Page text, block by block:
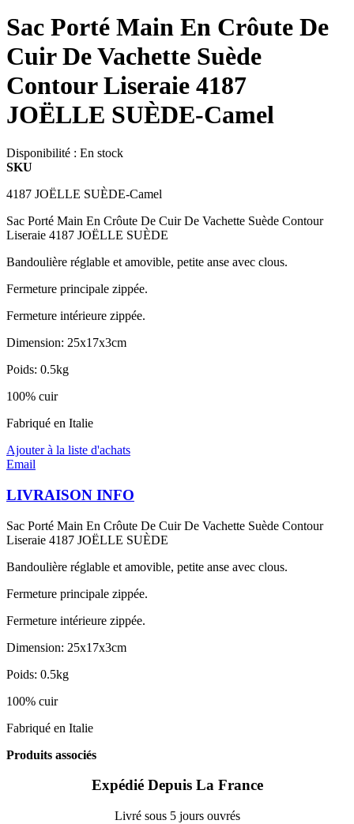
Sac Porté Main En Crôute De
Cuir De Vachette Suède
Contour Liseraie 4187
JOËLLE SUÈDE-Camel
Disponibilité : En stock
SKU
4187 JOËLLE SUÈDE-Camel
Sac Porté Main En Crôute De Cuir De Vachette Suède Contour
Liseraie 4187 JOËLLE SUÈDE
Bandoulière réglable et amovible, petite anse avec clous.
Fermeture principale zippée.
Fermeture intérieure zippée.
Dimension: 25x17x3cm
Poids: 0.5kg
100% cuir
Fabriqué en Italie
Ajouter à la liste d'achats
Email
LIVRAISON INFO
Sac Porté Main En Crôute De Cuir De Vachette Suède Contour
Liseraie 4187 JOËLLE SUÈDE
Bandoulière réglable et amovible, petite anse avec clous.
Fermeture principale zippée.
Fermeture intérieure zippée.
Dimension: 25x17x3cm
Poids: 0.5kg
100% cuir
Fabriqué en Italie
Produits associés
Expédié Depuis La France
Livré sous 5 jours ouvrés